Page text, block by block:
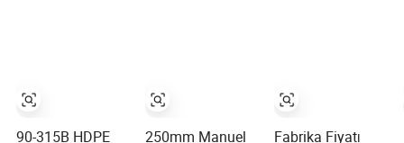
90-315B HDPE
250mm Manuel
Fabrika Fiyatı